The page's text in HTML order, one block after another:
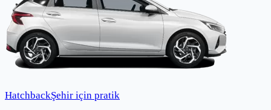
HatchbackŞehir için pratik